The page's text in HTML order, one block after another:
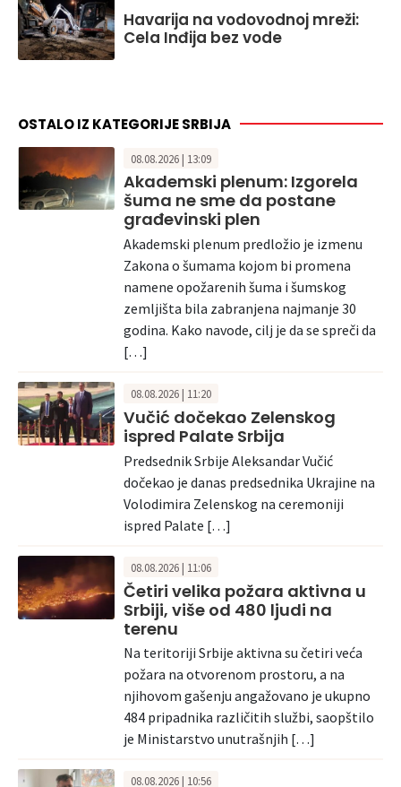
Havarija na vodovodnoj mreži:
Cela Inđija bez vode
OSTALO IZ KATEGORIJE SRBIJA
08.08.2026 | 13:09
Akademski plenum: Izgorela
šuma ne sme da postane
građevinski plen
Akademski plenum predložio je izmenu
Zakona o šumama kojom bi promena
namene opožarenih šuma i šumskog
zemljišta bila zabranjena najmanje 30
godina. Kako navode, cilj je da se spreči da
[…]
08.08.2026 | 11:20
Vučić dočekao Zelenskog
ispred Palate Srbija
Predsednik Srbije Aleksandar Vučić
dočekao je danas predsednika Ukrajine na
Volodimira Zelenskog na ceremoniji
ispred Palate […]
08.08.2026 | 11:06
Četiri velika požara aktivna u
Srbiji, više od 480 ljudi na
terenu
Na teritoriji Srbije aktivna su četiri veća
požara na otvorenom prostoru, a na
njihovom gašenju angažovano je ukupno
484 pripadnika različitih službi, saopštilo
je Ministarstvo unutrašnjih […]
08.08.2026 | 10:56